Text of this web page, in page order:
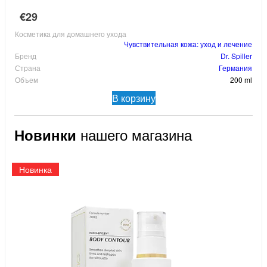
€29
Косметика для домашнего ухода
Чувствительная кожа: уход и лечение
Бренд
Dr. Spiller
Страна
Германия
Объем
200 ml
В корзину
Новинки нашего магазина
Новинка